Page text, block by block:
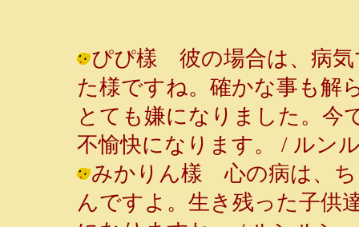
ぴぴ樣 彼の場合は、病気
た様ですね。確かな事も解
とても嫌になりました。今
不愉快になります。 / ルン
みかりん樣 心の病は、ち
んですよ。生き残った子供